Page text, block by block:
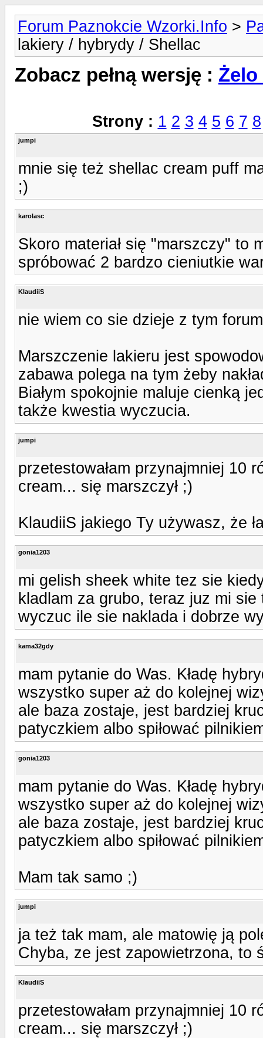
Forum Paznokcie Wzorki.Info >
lakiery / hybrydy / Shellac
Zobacz pełną wersję :
Strony : 1 2 3 4 5 6 7 8
jumpi
mnie się też shellac cream puff
;)
karolasc
Skoro materiał się "marszczy" to
spróbować 2 bardzo cieniutkie
KlaudiiS
nie wiem co sie dzieje z tym
Marszczenie lakieru jest
zabawa polega na tym żeby
Białym spokojnie maluje cienką
także kwestia wyczucia.
jumpi
przetestowałam przynajmniej 10
cream... się marszczył ;)
KlaudiiS jakiego Ty używasz, że
gonia1203
mi gelish sheek white tez sie
kladlam za grubo, teraz juz mi
wyczuc ile sie naklada i dobrze
kama32gdy
mam pytanie do Was. Kładę
wszystko super aż do kolejnej
ale baza zostaje, jest bardziej
patyczkiem albo spiłować
gonia1203
mam pytanie do Was. Kładę
wszystko super aż do kolejnej
ale baza zostaje, jest bardziej
patyczkiem albo spiłować
Mam tak samo ;)
jumpi
ja też tak mam, ale matowię ją
Chyba, ze jest zapowietrzona, to
KlaudiiS
przetestowałam przynajmniej 10
cream... się marszczył ;)